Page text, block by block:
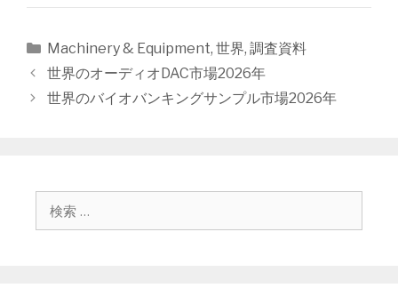
カ
テ
ゴ
Machinery & Equipment, 世界, 調査資料
投
稿
世界のオーディオDAC市場2026年
世界のバイオバンキングサンプル市場2026年